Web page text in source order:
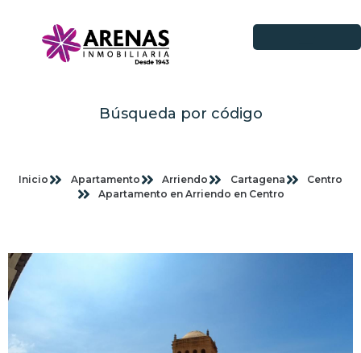
Búsqueda por código
Inicio Apartamento Arriendo Cartagena
Centro
Apartamento en Arriendo en Centro